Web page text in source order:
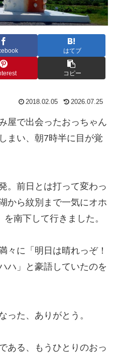
はてブ
コピー
2018.02.05 2026.07.25
屋で出会ったおっちゃん
まい、朝7時半に目が覚
。前日とは打って変わっ
から紋別まで一気にオホ
南下して行きました。
々に「明日は晴れっぞ！
ハ」と豪語していたのを
った、ありがとう。
ある、もうひとりのおっ